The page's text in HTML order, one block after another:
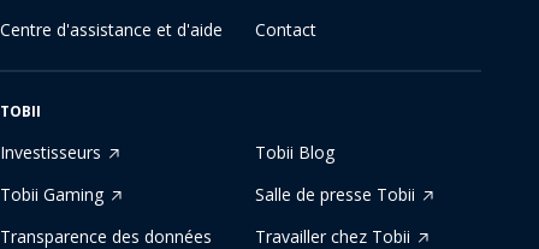
Centre d'assistance et d'aide
Contact
TOBII
Investisseurs
Tobii Blog
Tobii Gaming
Salle de presse Tobii
Transparence des données
Travailler chez Tobii